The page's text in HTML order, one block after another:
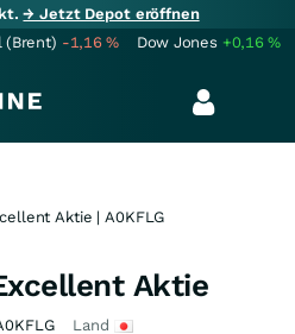
→ Jetzt Depot eröffnen
(Brent) -1,16% Dow Jones +0,16%
Aktie | A0KFLG
Aktie
Land